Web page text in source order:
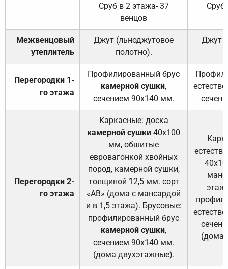
Сруб в 2 этажа- 37
венцов
Сруб
Межвенцовый
утеплитель
Джут (льноджутовое
полотно).
Джут
Перегородки 1-
го этажа
Профилированный брус
камерной сушки,
сечением 90х140 мм.
Перегородки 2-
го этажа
Каркасные: доска
камерной сушки 40х100
мм, обшитые
евровагонкой хвойных
пород, камерной сушки,
толщиной 12,5 мм. сорт
«АВ» (дома с мансардой
и в 1,5 этажа). Брусовые:
профилированный брус
камерной сушки,
сечением 90х140 мм.
(дома двухэтажные).
(дома